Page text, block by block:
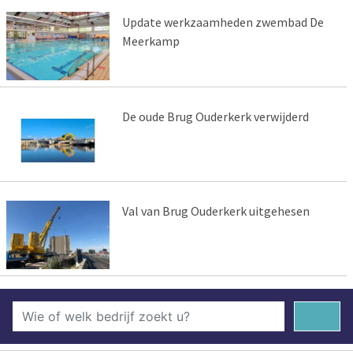
Update werkzaamheden zwembad De
Meerkamp
De oude Brug Ouderkerk verwijderd
Val van Brug Ouderkerk uitgehesen